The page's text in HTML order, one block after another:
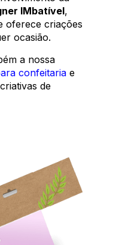
IMbatível,
oferece criações
ocasião.
a nossa
confeitaria e
de